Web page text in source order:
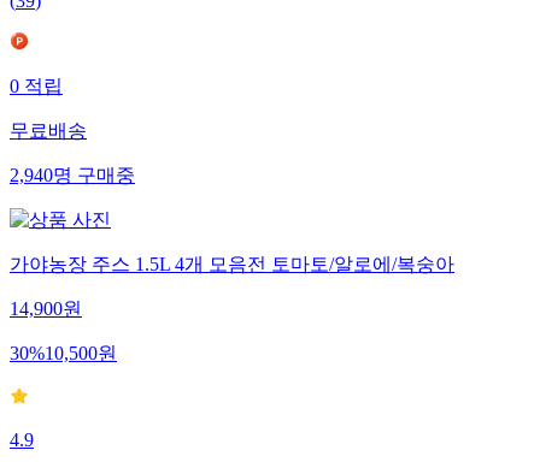
(39)
0적립
무료배송
2,940명구매중
가야농장 주스 1.5L 4개 모음전 토마토/알로에/복숭아
14,900원
30%10,500원
4.9